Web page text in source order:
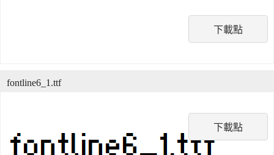
下載點
下載點
fontline6_1.ttf